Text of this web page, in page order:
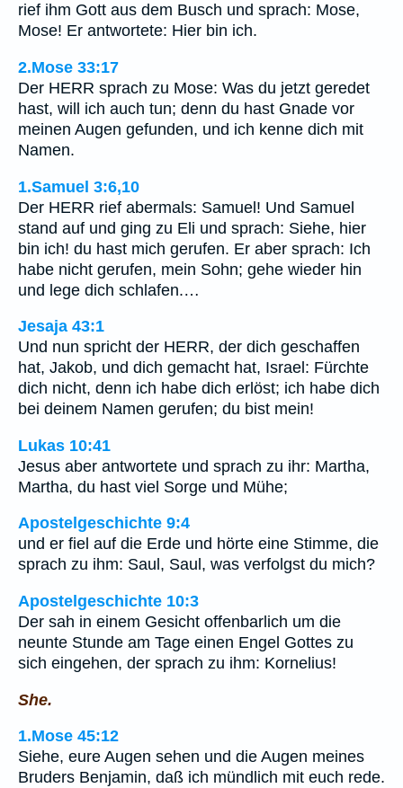
rief ihm Gott aus dem Busch und sprach: Mose,
Mose! Er antwortete: Hier bin ich.
2.Mose 33:17
Der HERR sprach zu Mose: Was du jetzt geredet
hast, will ich auch tun; denn du hast Gnade vor
meinen Augen gefunden, und ich kenne dich mit
Namen.
1.Samuel 3:6,10
Der HERR rief abermals: Samuel! Und Samuel
stand auf und ging zu Eli und sprach: Siehe, hier
bin ich! du hast mich gerufen. Er aber sprach: Ich
habe nicht gerufen, mein Sohn; gehe wieder hin
und lege dich schlafen.…
Jesaja 43:1
Und nun spricht der HERR, der dich geschaffen
hat, Jakob, und dich gemacht hat, Israel: Fürchte
dich nicht, denn ich habe dich erlöst; ich habe dich
bei deinem Namen gerufen; du bist mein!
Lukas 10:41
Jesus aber antwortete und sprach zu ihr: Martha,
Martha, du hast viel Sorge und Mühe;
Apostelgeschichte 9:4
und er fiel auf die Erde und hörte eine Stimme, die
sprach zu ihm: Saul, Saul, was verfolgst du mich?
Apostelgeschichte 10:3
Der sah in einem Gesicht offenbarlich um die
neunte Stunde am Tage einen Engel Gottes zu
sich eingehen, der sprach zu ihm: Kornelius!
She.
1.Mose 45:12
Siehe, eure Augen sehen und die Augen meines
Bruders Benjamin, daß ich mündlich mit euch rede.